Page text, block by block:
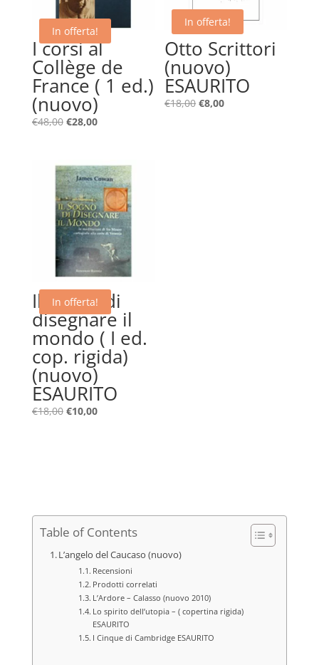
In offerta!
I corsi al
Collège de
France ( 1 ed.)
(nuovo)
€48,00 Il
era:
€48,00.
€28,00Il
è:
€28,00.
In offerta!
Otto Scrittori
(nuovo)
ESAURITO
€18,00 Il
€8,00Il
In offerta!
Il sogno di
disegnare il
mondo ( I ed.
cop. rigida)
(nuovo)
ESAURITO
€18,00 Il
€10,00Il
Table of Contents
L’angelo del Caucaso (nuovo)
Recensioni
Prodotti correlati
L’Ardore – Calasso (nuovo 2010)
Lo spirito dell’utopia – ( copertina rigida)
ESAURITO
I Cinque di Cambridge ESAURITO